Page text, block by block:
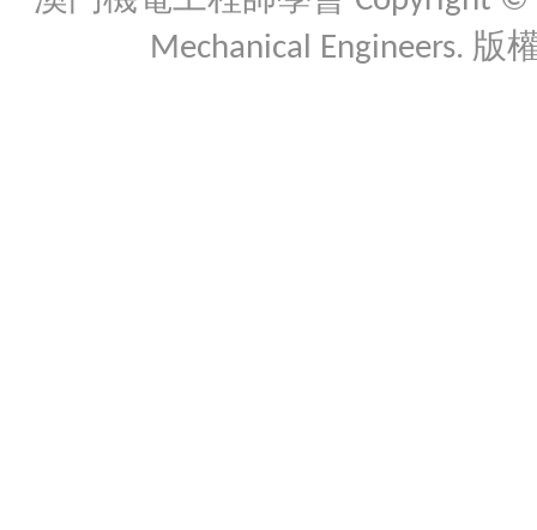
Mechanical Engineers. 版